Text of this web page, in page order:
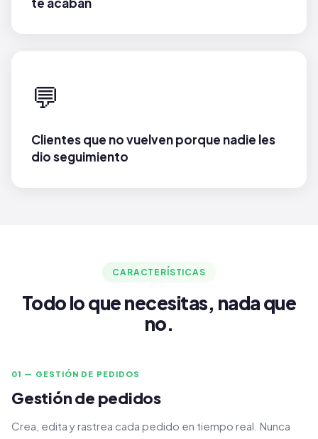
💬
Clientes que no vuelven porque nadie les
dio seguimiento
CARACTERÍSTICAS
Todo lo que necesitas, nada que
no.
01 — GESTIÓN DE PEDIDOS
Gestión de pedidos
Crea, edita y rastrea cada pedido en tiempo real. Nunca